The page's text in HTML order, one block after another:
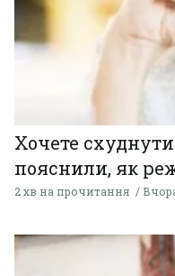
Хочете
пояснили, як
2 хв на прочитання